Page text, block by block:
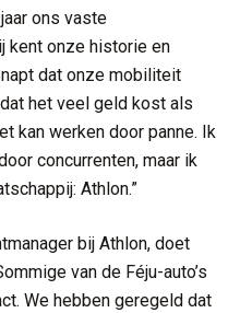
ons vaste
kent onze historie en
dat onze mobiliteit
het veel geld kost als
kan werken door panne. Ik
concurrenten, maar ik
Athlon.”
bij Athlon, doet
van de Féju-auto’s
We hebben geregeld dat